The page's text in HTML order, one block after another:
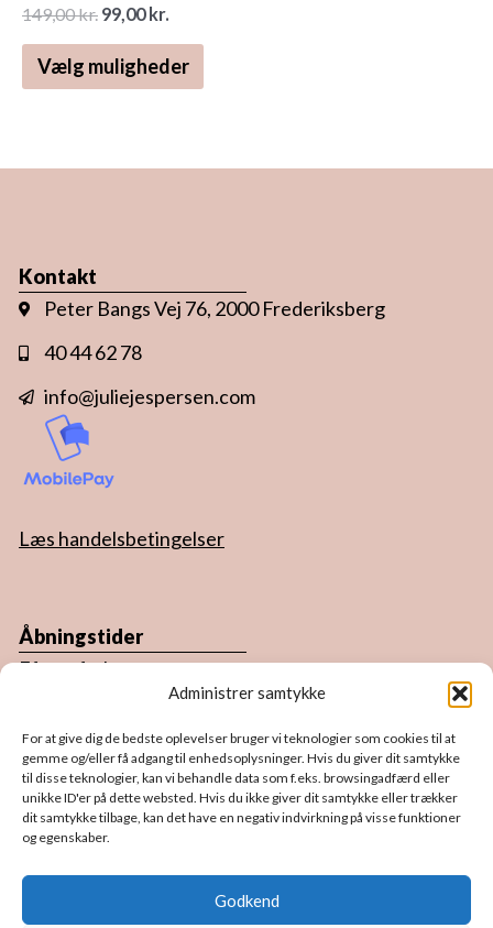
Administrer samtykke
For at give dig de bedste oplevelser bruger vi teknologier som cookies til at
gemme og/eller få adgang til enhedsoplysninger. Hvis du giver dit samtykke
til disse teknologier, kan vi behandle data som f.eks. browsingadfærd eller
unikke ID'er på dette websted. Hvis du ikke giver dit samtykke eller trækker
dit samtykke tilbage, kan det have en negativ indvirkning på visse funktioner
og egenskaber.
Godkend
149,00kr. 99,00 kr.
Vælg muligheder
Kontakt
Peter Bangs Vej 76, 2000 Frederiksberg
40 44 62 78
info@juliejespersen.com
Læs handelsbetingelser
Åbningstider
Efter aftale.
Du er altid velkommen forbi atelieret.
Book en tid ved enten at ringe eller send en
sms/email, så finder vi en tid til dig.
Følg mig på sociale medier